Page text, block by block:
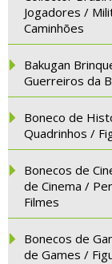
Jogadores /
Caminhões
Bakugan
Guerreiros da
Boneco de
Quadrinhos /
Bonecos de
de Cinema /
Filmes
Bonecos de
de Games /